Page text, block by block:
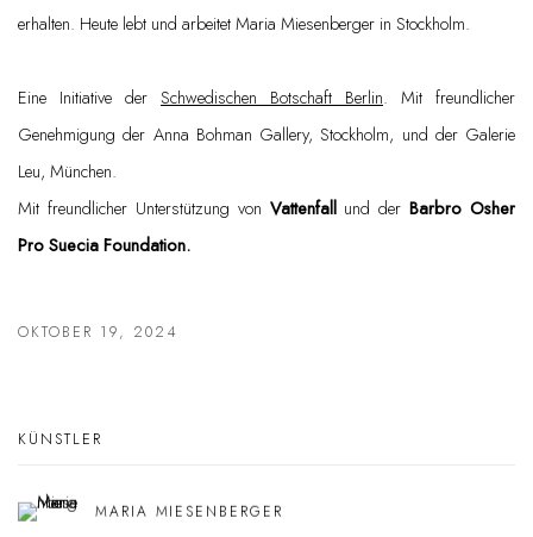
erhalten. Heute lebt und arbeitet Maria Miesenberger in Stockholm.
Eine Initiative der Schwedischen Botschaft Berlin. Mit freundlicher
Genehmigung der Anna Bohman Gallery, Stockholm, und der Galerie
Leu, München.
Mit freundlicher Unterstützung von Vattenfallund derBarbro Osher
Pro Suecia Foundation.
OKTOBER 19, 2024
KÜNSTLER
MARIA MIESENBERGER